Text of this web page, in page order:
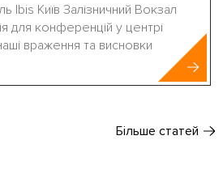
Ibis Київ Залізничний Вокзал
для конференцій у центрі
враження та висновки
Більше статей